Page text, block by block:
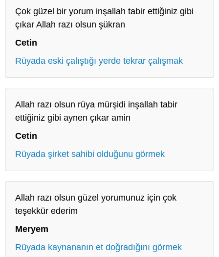
Çok güzel bir yorum inşallah tabir ettiğiniz gibi
çıkar Allah razı olsun şükran
Cetin
Rüyada eski çalıştığı yerde tekrar çalışmak
Allah razı olsun rüya mürşidi inşallah tabir
ettiğiniz gibi aynen çıkar amin
Cetin
Rüyada şirket sahibi olduğunu görmek
Allah razı olsun güzel yorumunuz için çok
teşekkür ederim
Meryem
Rüyada kaynananın et doğradığını görmek